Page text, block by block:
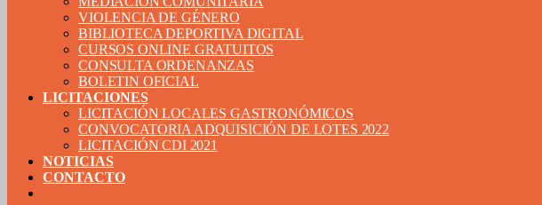
VIOLENCIA DE GÉNERO
BIBLIOTECA DEPORTIVA DIGITAL
CURSOS ONLINE GRATUITOS
CONSULTA ORDENANZAS
BOLETIN OFICIAL
LICITACIONES
LICITACIÓN LOCALES GASTRONÓMICOS
CONVOCATORIA ADQUISICIÓN DE LOTES 2022
LICITACIÓN CDI 2021
NOTICIAS
CONTACTO